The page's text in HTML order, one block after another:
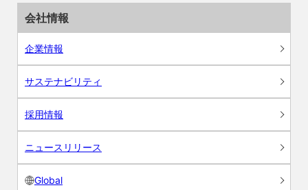
会社情報
企業情報
サステナビリティ
採用情報
ニュースリリース
Global